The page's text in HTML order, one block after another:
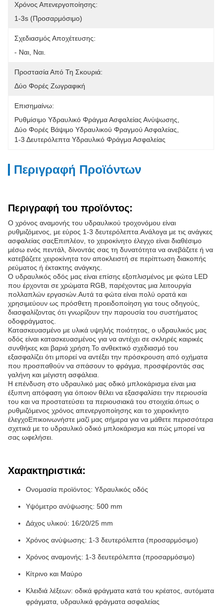
Χρόνος Απενεργοποίησης:
1-3s (προσαρμόσιμο)
Σχεδιασμός Αποχέτευσης:
- Ναι, Ναι.
Προστασία Από Τη Σκουριά:
Δύο Φορές Ζωγραφική
Επισημαίνω:
Ρυθμίσιμο Υδραυλικό Φράγμα Ασφαλείας Ανύψωσης
Δύο Φορές Βάψιμο Υδραυλικού Φραγμού Ασφαλείας
1-3 Δευτερόλεπτα Υδραυλικό Φράγμα Ασφαλείας
Περιγραφή Προϊόντων
Περιγραφή του προϊόντος:
Ο χρόνος αναμονής του υδραυλικού τροχονόμου είναι
ρυθμιζόμενος, με εύρος 1-3 δευτερόλεπτα.Ανάλογα με τις ανάγκες
ασφαλείας σαςΕπιπλέον, το χειροκίνητο έλεγχο είναι διαθέσιμο
μέσω ενός πεντάλ, δίνοντάς σας τη δυνατότητα να ανεβάζετε ή να
κατεβάζετε χειροκίνητα τον αποκλειστή σε περίπτωση διακοπής
ρεύματος ή έκτακτης ανάγκης.
Ο υδραυλικός οδός μας είναι επίσης εξοπλισμένος με φώτα LED
που έρχονται σε χρώματα RGB, παρέχοντας μια λειτουργία
πολλαπλών εργασιών.Αυτά τα φώτα είναι πολύ ορατά και
χρησιμεύουν ως πρόσθετη προειδοποίηση για τους οδηγούς,
διασφαλίζοντας ότι γνωρίζουν την παρουσία του συστήματος
οδοφράγματος.
Κατασκευασμένο με υλικά υψηλής ποιότητας, ο υδραυλικός μας
οδός είναι κατασκευασμένος για να αντέχει σε σκληρές καιρικές
συνθήκες και βαριά χρήση.Το ανθεκτικό σχεδιασμό του
εξασφαλίζει ότι μπορεί να αντέξει την πρόσκρουση από οχήματα
που προσπαθούν να σπάσουν το φράγμα, προσφέροντάς σας
γαλήνη και μέγιστη ασφάλεια.
Η επένδυση στο υδραυλικό μας οδικό μπλοκάρισμα είναι μια
έξυπνη απόφαση για όποιον θέλει να εξασφαλίσει την περιουσία
του και να προστατεύσει τα περιουσιακά του στοιχεία.όπως ο
ρυθμιζόμενος χρόνος απενεργοποίησης και το χειροκίνητο
έλεγχοΕπικοινωνήστε μαζί μας σήμερα για να μάθετε περισσότερα
σχετικά με το υδραυλικό οδικό μπλοκάρισμα και πώς μπορεί να
σας ωφελήσει.
Χαρακτηριστικά:
Ονομασία προϊόντος: Υδραυλικός οδός
Υψόμετρο ανύψωσης: 500 mm
Δάχος υλικού: 16/20/25 mm
Χρόνος ανύψωσης: 1-3 δευτερόλεπτα (προσαρμόσιμο)
Χρόνος αναμονής: 1-3 δευτερόλεπτα (προσαρμόσιμο)
Κίτρινο και Μαύρο
Κλειδιά λέξεων: οδικά φράγματα κατά του κρέατος, αυτόματα
φράγματα, υδραυλικά φράγματα ασφαλείας